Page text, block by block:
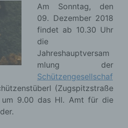
Am Sonntag, den
09. Dezember 2018
findet ab 10.30 Uhr
die
Jahreshauptversam
mlung der
Schützengesellschaf
(Zugspitzstraße
9.00 das Hl. Amt für die